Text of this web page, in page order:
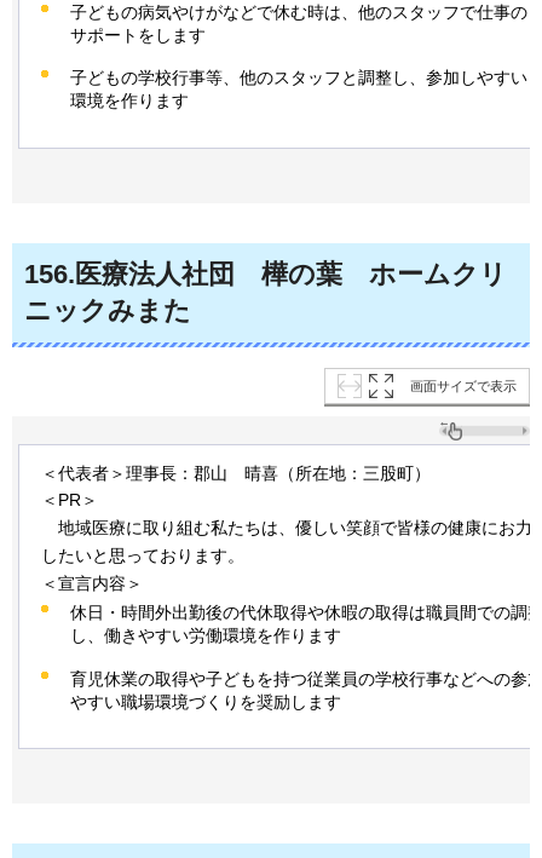
子どもの病気やけがなどで休む時は、他のスタッフで仕事の
サポートをします
子どもの学校行事等、他のスタッフと調整し、参加しやすい
環境を作ります
156.医療法人社団 樺の葉
ホームクリ
ニック みまた
画面サイズで表示
＜代表者＞理事長：郡山 晴喜 （所在地：三股町）
＜PR＞
地域医療に取り組む私たちは、優しい笑顔で皆様の健康にお力
したいと思っております。
＜宣言内容＞
休日・時間外出勤後の代休取得や休暇の取得は職員間での調
し、働きやすい労働環境を作ります
育児休業の取得や子どもを持つ従業員の学校行事などへの参
やすい職場環境づくりを奨励します